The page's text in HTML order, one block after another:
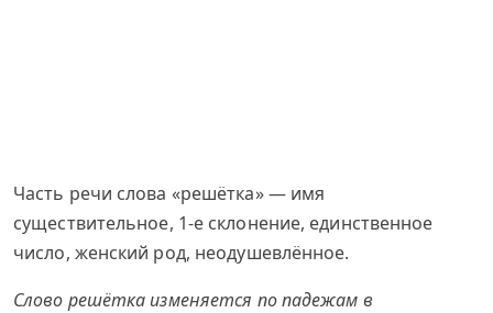
Часть речи слова «решётка» — имя
существительное, 1-е склонение, единственное
число, женский род, неодушевлённое.
Слово решётка изменяется по падежам в